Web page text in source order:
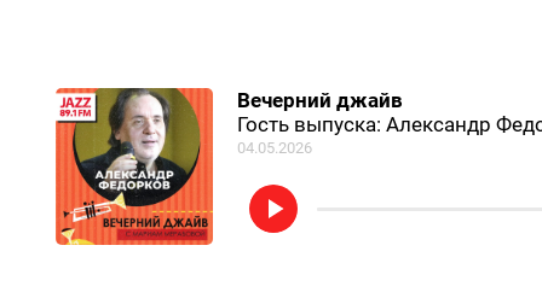
Вечерний джайв
Гость выпуска: Александр
04.05.2026